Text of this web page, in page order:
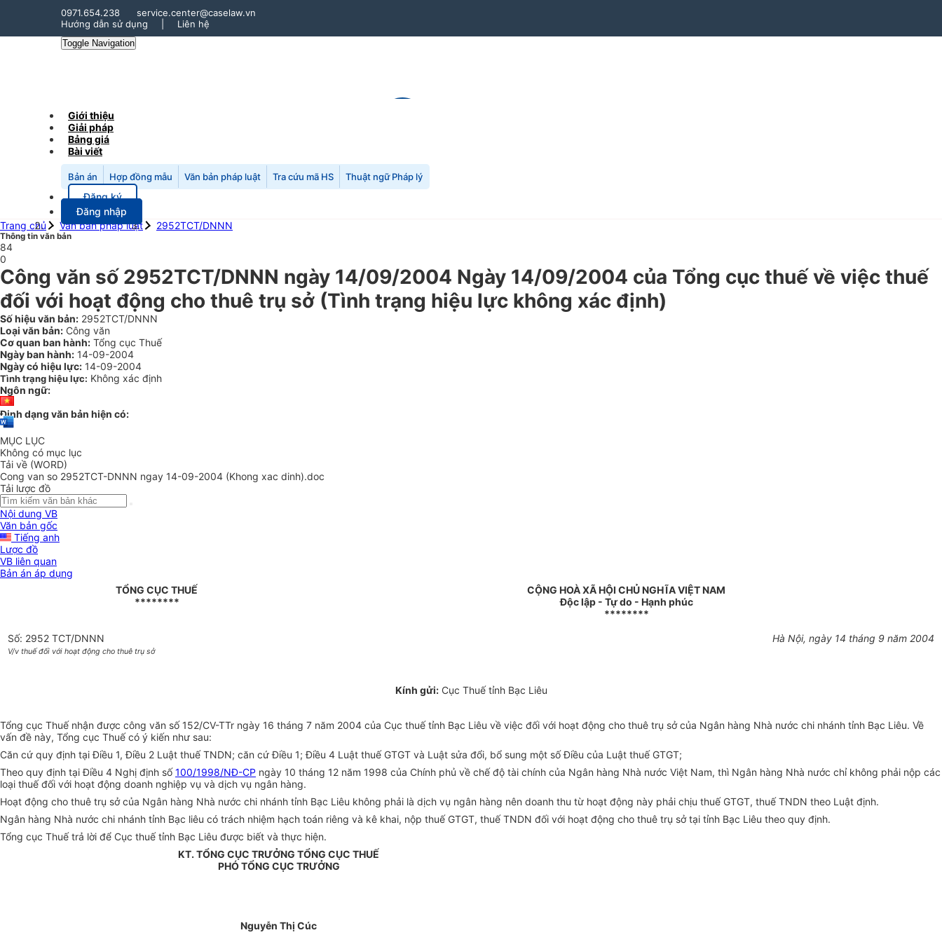
0971.654.238
service.center@caselaw.vn
Hướng dẫn sử dụng
Liên hệ
Toggle Navigation
Giới thiệu
Giải pháp
Bảng giá
Bài viết
Bản án Hợp đồng mẫu Văn bản pháp luật Tra cứu mã HS Thuật ngữ Pháp lý
Đăng ký
Đăng nhập
Trang chủ
Văn bản pháp luật 2952TCT/DNNN
Thông tin văn bản
84
0
Công văn số 2952TCT/DNNN ngày 14/09/2004 Ngày 14/09/2004 của Tổng cục thuế về việc thuế
đối với hoạt động cho thuê trụ sở (Tình trạng hiệu lực không xác định)
Số hiệu văn bản: 2952TCT/DNNN
Loại văn bản: Công văn
Cơ quan ban hành: Tổng cục Thuế
Ngày ban hành: 14-09-2004
Ngày có hiệu lực: 14-09-2004
Tình trạng hiệu lực: Không xác định
Ngôn ngữ:
Định dạng văn bản hiện có:
MỤC LỤC
Không có mục lục
Tải về (WORD)
Cong van so 2952TCT-DNNN ngay 14-09-2004 (Khong xac dinh).doc
Tải lược đồ
Nội dung VB
Văn bản gốc
Tiếng anh
Lược đồ
VB liên quan
Bản án áp dụng
TỔNG CỤC THUẾ
********
CỘNG HOÀ XÃ HỘI CHỦ NGHĨA VIỆT NAM
Độc lập - Tự do - Hạnh phúc
********
Số: 2952 TCT/DNNN
V/v thuế đối với hoạt động cho thuê trụ sở
Hà Nội, ngày 14 tháng 9 năm 2004
Kính gửi:Cục Thuế tỉnh Bạc Liêu
Tổng cục Thuế nhận được công văn số 152/CV-TTr ngày 16 tháng 7 năm 2004 của Cục thuế tỉnh Bạc Liêu về việc đối với hoạt động cho thuê trụ sở của Ngân hàng Nhà nước chi nhánh tỉnh Bạc Liêu. Về
vấn đề này, Tổng cục Thuế có ý kiến như sau:
Căn cứ quy định tại Điều 1, Điều 2 Luật thuế TNDN; căn cứ Điều 1; Điều 4 Luật thuế GTGT và Luật sửa đổi, bổ sung một số Điều của Luật thuế GTGT;
Theo quy định tại Điều 4 Nghị định số100/1998/NĐ-CP ngày 10 tháng 12 năm 1998 của Chính phủ về chế độ tài chính của Ngân hàng Nhà nước Việt Nam, thì Ngân hàng Nhà nước chỉ không phải nộp các
loại thuế đối với hoạt động doanh nghiệp vụ và dịch vụ ngân hàng.
Hoạt động cho thuê trụ sở của Ngân hàng Nhà nước chi nhánh tỉnh Bạc Liêu không phải là dịch vụ ngân hàng nên doanh thu từ hoạt động này phải chịu thuế GTGT, thuế TNDN theo Luật định.
Ngân hàng Nhà nước chi nhánh tỉnh Bạc liêu có trách nhiệm hạch toán riêng và kê khai, nộp thuế GTGT, thuế TNDN đối với hoạt động cho thuê trụ sở tại tỉnh Bạc Liêu theo quy định.
Tổng cục Thuế trả lời để Cục thuế tỉnh Bạc Liêu được biết và thực hiện.
KT. TỔNG CỤC TRƯỞNG TỔNG CỤC THUẾ
PHÓ TỔNG CỤC TRƯỞNG
Nguyễn Thị Cúc